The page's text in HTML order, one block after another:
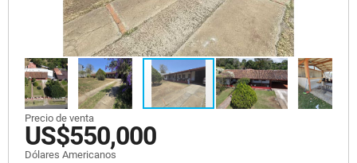
Precio de venta
US$550,000
Dólares Americanos